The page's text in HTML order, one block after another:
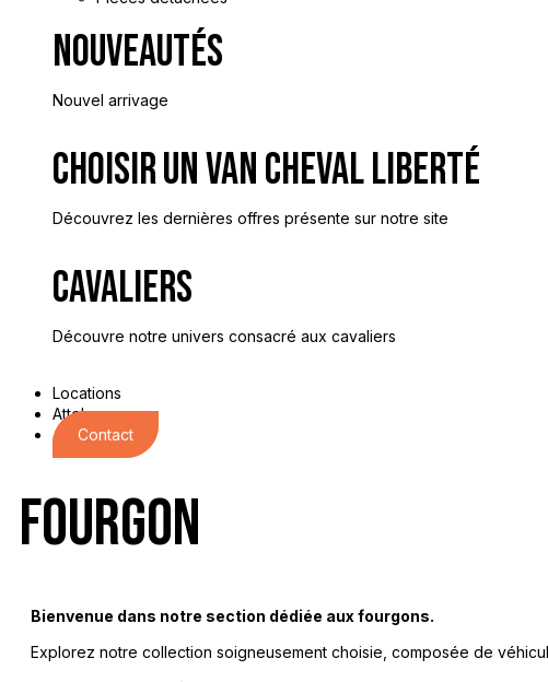
Nouveautés
Nouvel arrivage
Choisir Un Van Cheval Liberté
Découvrez les dernières offres présente sur notre site
Cavaliers
Découvre notre univers consacré aux cavaliers
Locations
Attelages
Contact
FOURGON
Bienvenue dans notre section dédiée aux fourgons.
Explorez notre collection soigneusement choisie, composée de